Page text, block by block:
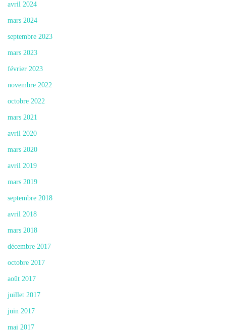
avril 2024
mars 2024
septembre 2023
mars 2023
février 2023
novembre 2022
octobre 2022
mars 2021
avril 2020
mars 2020
avril 2019
mars 2019
septembre 2018
avril 2018
mars 2018
décembre 2017
octobre 2017
août 2017
juillet 2017
juin 2017
mai 2017